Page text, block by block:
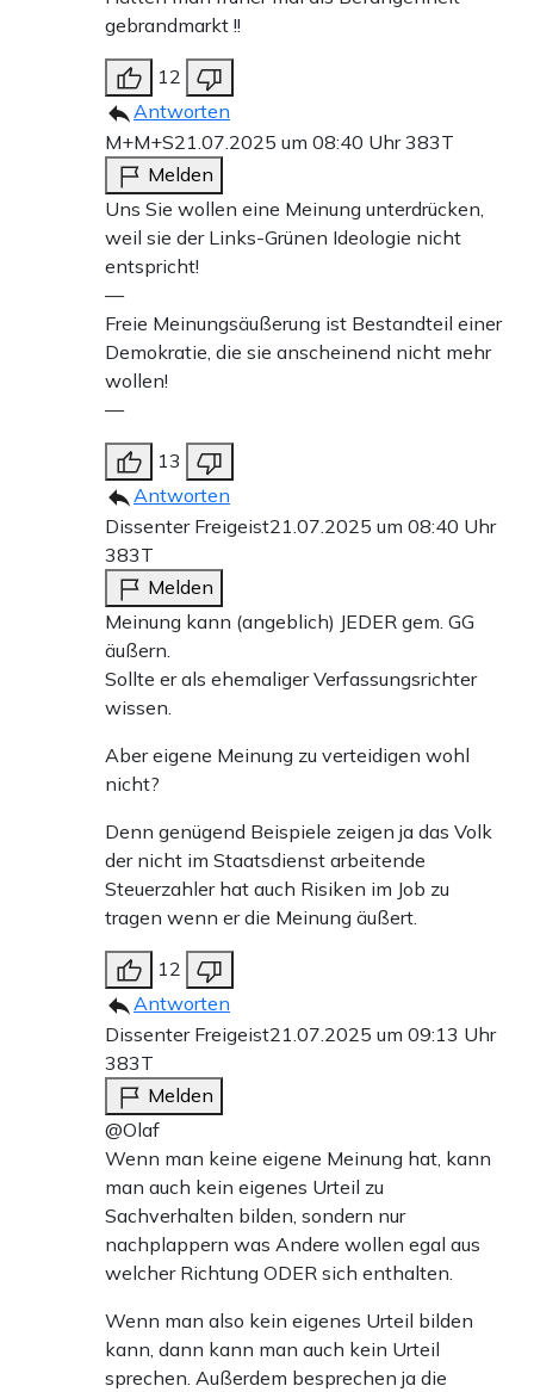
gebrandmarkt !!
12
Antworten
M+M+S21.07.2025 um 08:40 Uhr383T
Melden
Uns Sie wollen eine Meinung unterdrücken,
weil sie der Links-Grünen Ideologie nicht
entspricht!
—
Freie Meinungsäußerung ist Bestandteil einer
Demokratie, die sie anscheinend nicht mehr
wollen!
—
13
Antworten
Dissenter Freigeist21.07.2025 um 08:40 Uhr
383T
Melden
Meinung kann (angeblich) JEDER gem. GG
äußern.
Sollte er als ehemaliger Verfassungsrichter
wissen.
Aber eigene Meinung zu verteidigen wohl
nicht?
Denn genügend Beispiele zeigen ja das Volk
der nicht im Staatsdienst arbeitende
Steuerzahler hat auch Risiken im Job zu
tragen wenn er die Meinung äußert.
12
Antworten
Dissenter Freigeist21.07.2025 um 09:13 Uhr
383T
Melden
@Olaf
Wenn man keine eigene Meinung hat, kann
man auch kein eigenes Urteil zu
Sachverhalten bilden, sondern nur
nachplappern was Andere wollen egal aus
welcher Richtung ODER sich enthalten.
Wenn man also kein eigenes Urteil bilden
kann, dann kann man auch kein Urteil
sprechen. Außerdem besprechen ja die